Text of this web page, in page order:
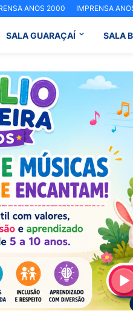
ANOS 2000 IMPRENSA
SALA GUARAÇAÍ SALA